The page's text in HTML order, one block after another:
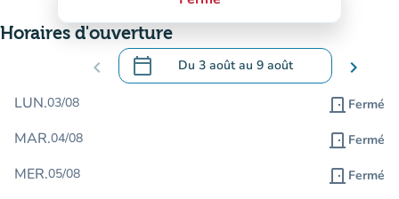
Horaires d'ouverture
chevron_left calendar_today Du 3 aoûtau 9 août
.Ouvrir le calendrier pour changer de
chevron_right
LUN.03/08 door_front Fermé
MAR.04/08 door_front Fermé
MER.05/08 door_front Fermé